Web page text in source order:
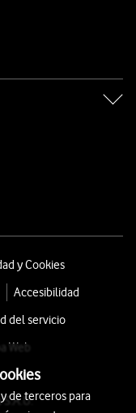
y Cookies
Accesibilidad
del servicio
Web
de terceros para